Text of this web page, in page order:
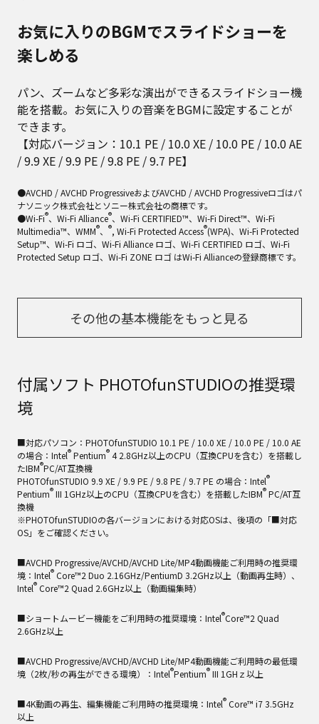
お気に入りのBGMでスライドショーを
楽しめる
パン、ズームなど多彩な演出ができるスライドショー機
能を搭載。お気に入りの音楽をBGMに設定することが
できます。
【対応バージョン：10.1 PE / 10.0 XE / 10.0 PE / 10.0 AE
/ 9.9 XE / 9.9 PE / 9.8 PE / 9.7 PE】
●AVCHD / AVCHD ProgressiveおよびAVCHD / AVCHD Progressiveロゴはパ
ナソニック株式会社とソニー株式会社の商標です。
●Wi-Fi®、Wi-Fi Alliance®、Wi-Fi CERTIFIED™、Wi-Fi Direct™、Wi-Fi
Multimedia™、WMM®、 ®, Wi-Fi Protected Access®(WPA)、Wi-Fi Protected
Setup™、Wi-Fi ロゴ、Wi-Fi Alliance ロゴ、Wi-Fi CERTIFIED ロゴ、Wi-Fi
Protected Setup ロゴ、Wi-Fi ZONE ロゴ はWi-Fi Allianceの登録商標です。
その他の基本機能をもっと見る
付属ソフト PHOTOfunSTUDIOの推奨環
境
■対応パソコン：PHOTOfunSTUDIO 10.1 PE / 10.0 XE / 10.0 PE / 10.0 AE
の場合：Intel® Pentium® 4 2.8GHz以上のCPU（互換CPUを含む）を搭載し
たIBM®PC/AT互換機
PHOTOfunSTUDIO 9.9 XE / 9.9 PE / 9.8 PE / 9.7 PE の場合：Intel®
Pentium® III 1GHz以上のCPU（互換CPUを含む）を搭載したIBM® PC/AT互
換機
※PHOTOfunSTUDIOの各バージョンにおける対応OSは、後項の「■対応
OS」をご確認ください。
■AVCHD Progressive/AVCHD/AVCHD Lite/MP4動画機能ご利用時の推奨環
境：Intel® Core™2 Duo 2.16GHz/PentiumD 3.2GHz以上（動画再生時）、
Intel® Core™2 Quad 2.6GHz以上（動画編集時）
■ショートムービー機能をご利用時の推奨環境：Intel®Core™2 Quad
2.6GHz以上
■AVCHD Progressive/AVCHD/AVCHD Lite/MP4動画機能ご利用時の最低環
境（2枚/秒の再生ができる環境）：Intel®Pentium® III 1GHｚ以上
■4K動画の再生、編集機能ご利用時の推奨環境：Intel® Core™ i7 3.5GHz
以上